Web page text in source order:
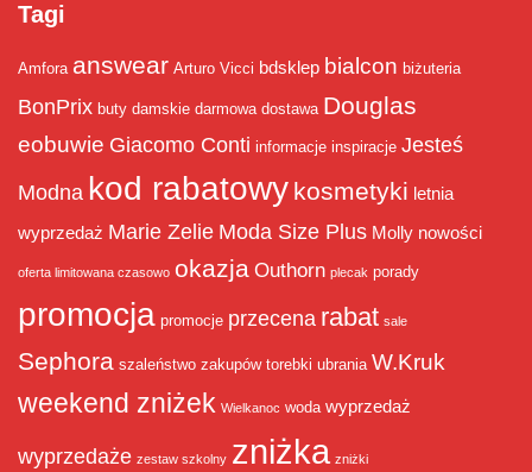
Tagi
Amfora answear Arturo Vicci bdsklep bialcon biżuteria
BonPrix buty damskie darmowa dostawa Douglas
eobuwie Giacomo Conti informacje inspiracje Jesteś
Modna kod rabatowy kosmetyki letnia
wyprzedaż Marie Zelie Moda Size Plus Molly nowości
oferta limitowana czasowo okazja Outhorn plecak porady
promocja promocje przecena rabat sale
Sephora szaleństwo zakupów torebki ubrania W.Kruk
weekend zniżek Wielkanoc woda wyprzedaż
wyprzedaże zestaw szkolny zniżka zniżki